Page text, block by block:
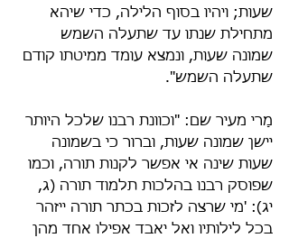
שעות; ויהיו בסוף הלילה, כדי שיהא
מתחילת שנתו עד שתעלה השמש
שמונה שעות, ונמצא עומד ממיטתו קודם
שתעלה השמש".
מָרי מעיר שם: "וכוונת רבנו שלכל היותר
יישן שמונה שעות, וברור כי בשמונה
שעות שינה אי אפשר לקנות תורה, וכמו
שפוסק רבנו בהלכות תלמוד תורה (ג,
יג): 'מי שרצה לזכות בכתר תורה ייזהר
בכל לילותיו ואל יאבד אפילו אחד מהן